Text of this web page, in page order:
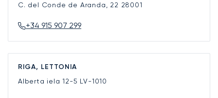
C. del Conde de Aranda, 22 28001
+34 915 907 299
RIGA, LETTONIA
Alberta iela 12-5 LV-1010